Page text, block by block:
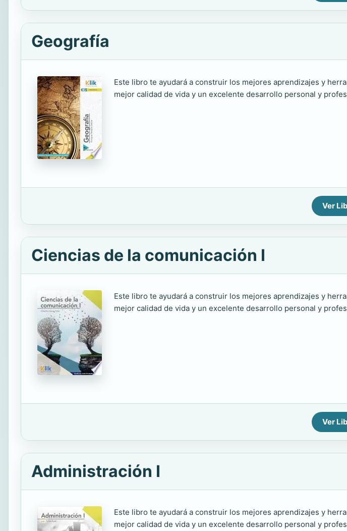
Geografía
Este libro te ayudará a construir los mejores aprendizajes y
mejor calidad de vida y un excelente desarrollo personal y
Ver
Ciencias de la comunicación I
Este libro te ayudará a construir los mejores aprendizajes y
mejor calidad de vida y un excelente desarrollo personal y
Ver
Administración I
Este libro te ayudará a construir los mejores aprendizajes y
mejor calidad de vida y un excelente desarrollo personal y